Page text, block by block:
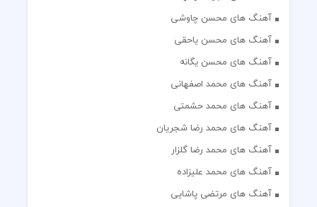
آهنگ های محسن چاوشی
آهنگ های محسن یاحقی
آهنگ های محسن یگانه
آهنگ های محمد اصفهانی
آهنگ های محمد حشمتی
آهنگ های محمد رضا شجریان
آهنگ های محمد رضا گلزار
آهنگ های محمد علیزاده
آهنگ های مرتضی پاشایی